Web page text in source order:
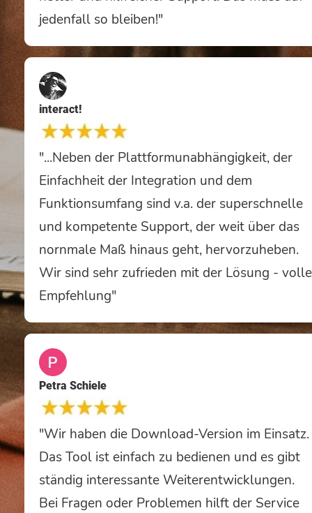
jedenfall so bleiben!"
interact!
"...Neben der Plattformunabhängigkeit, der
Einfachheit der Integration und dem
Funktionsumfang sind v.a. der superschnelle
und kompetente Support, der weit über das
nornmale Maß hinaus geht, hervorzuheben.
Wir sind sehr zufrieden mit der Lösung - volle
Empfehlung"
Petra Schiele
"Wir haben die Download-Version im Einsatz.
Das Tool ist einfach zu bedienen und es gibt
ständig interessante Weiterentwicklungen.
Bei Fragen oder Problemen hilft der Service